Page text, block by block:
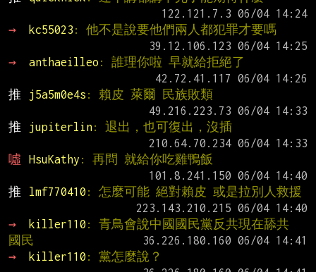
→
kc55023 : 他不是說要他們兩人都犯罪才要嗎
→
anthaeilleo : 誰理你啦 早就給拒絕了
推
j5a5m0e4s : 賴皮 萊爾 民族敗類
推
jupiterlin: 退出，也可復出，沒插
噓
HsuKathy : 再問 就給你吃雞鴨飯
推
lmf770410 : 怎麼可能 絕對賴皮 或是拉別人救援
→
killer110 : 青鳥會說中國國民黨反共現在舔共
國民
→
killer110 : 黨怎麼說？